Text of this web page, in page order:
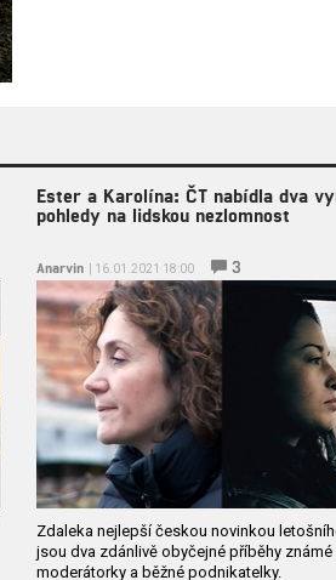
Ester a Karolína: ČT nabídla dva
pohledy na lidskou nezlomnost
Anarvin | 16.01.2021 18:00 3
Zdaleka nejlepší českou novinkou
jsou dva zdánlivě obyčejné příběhy známé
moderátorky a běžné podnikatelky.